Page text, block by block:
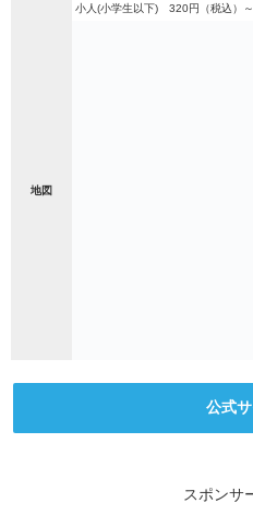
小人(小学生以下) 320円（税込）～
地図
公式
スポンサ